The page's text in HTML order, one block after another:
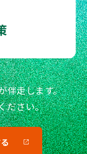
伴走します。
ださい。